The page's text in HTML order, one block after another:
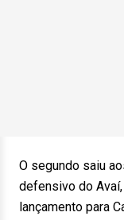
O segundo saiu
defensivo do
lançamento para